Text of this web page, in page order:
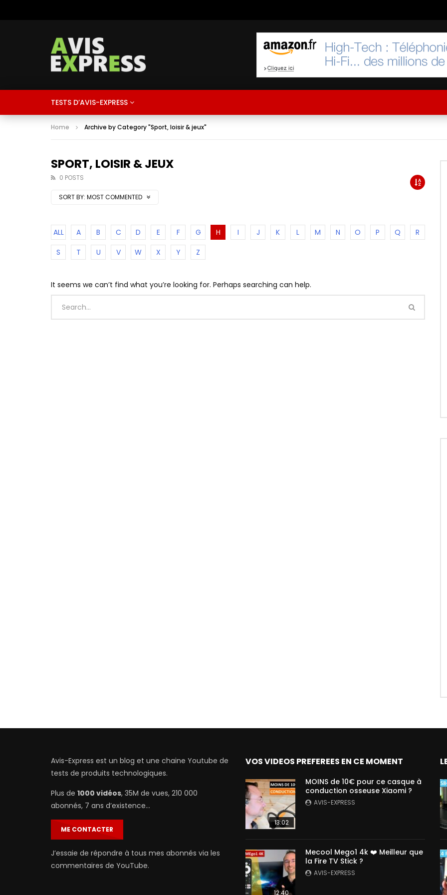
TESTS D’AVIS-EXPRESS
Home Archive by Category "Sport, loisir & jeux"
SPORT, LOISIR & JEUX
0 POSTS
SORT BY: MOST COMMENTED
ALL A B C D E F G H I J K L M N O P Q
R
S
T U V W X Y Z
It seems we can’t find what you’re looking for. Perhaps searching can help.
Avis-Express est un blog et une chaine Youtube de
tests de produits technologiques.
Plus de 1000 vidéos, 35M de vues, 210 000
abonnés, 7 ans d’existence…
ME CONTACTER
J’essaie de répondre à tous mes abonnés via les
commentaires de YouTube.
VOS VIDEOS PREFEREES EN CE MOMENT
13:02
MOINS de 10€ pour ce casque à
conduction osseuse Xiaomi ?
AVIS-EXPRESS
12:40
Mecool Mego1 4k ❤️ Meilleur que
la Fire TV Stick ?
AVIS-EXPRESS